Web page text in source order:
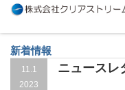
新着情報
11.1
2023
ニュースレ